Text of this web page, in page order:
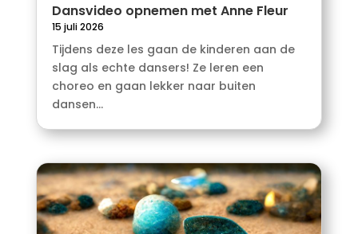
Dansvideo opnemen met Anne Fleur
15 juli 2026
Tijdens deze les gaan de kinderen aan de
slag als echte dansers! Ze leren een
choreo en gaan lekker naar buiten
dansen...